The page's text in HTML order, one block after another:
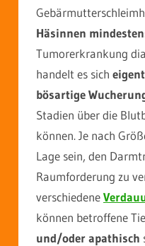
Häsinnen
Tumorerkrankung
handelt es sich
bösartige
Stadien über die
können. Je nach
Lage sein, den
Raumforderung zu
verschiedene
können betroffene
und/oder apathisch